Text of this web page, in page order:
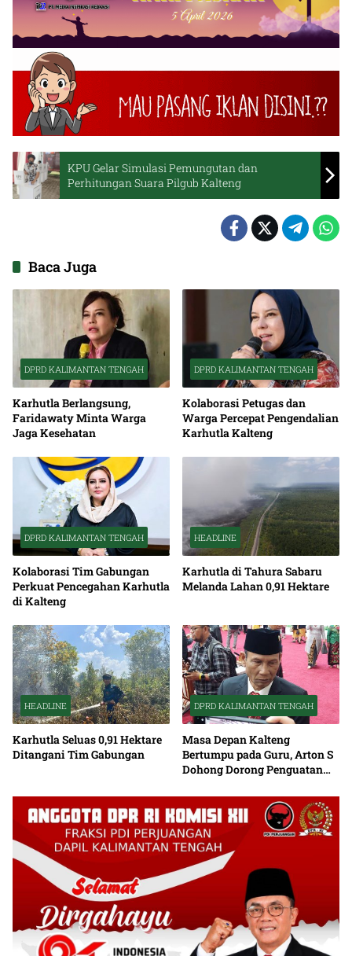
KPU Gelar Simulasi Pemungutan dan
Perhitungan Suara Pilgub Kalteng
Baca Juga
DPRD KALIMANTAN TENGAH
Karhutla Berlangsung,
Faridawaty Minta Warga
Jaga Kesehatan
DPRD KALIMANTAN TENGAH
Kolaborasi Petugas dan
Warga Percepat Pengendalian
Karhutla Kalteng
DPRD KALIMANTAN TENGAH
Kolaborasi Tim Gabungan
Perkuat Pencegahan Karhutla
di Kalteng
HEADLINE
Karhutla di Tahura Sabaru
Melanda Lahan 0,91 Hektare
HEADLINE
Karhutla Seluas 0,91 Hektare
Ditangani Tim Gabungan
DPRD KALIMANTAN TENGAH
Masa Depan Kalteng
Bertumpu pada Guru, Arton S
Dohong Dorong Penguatan